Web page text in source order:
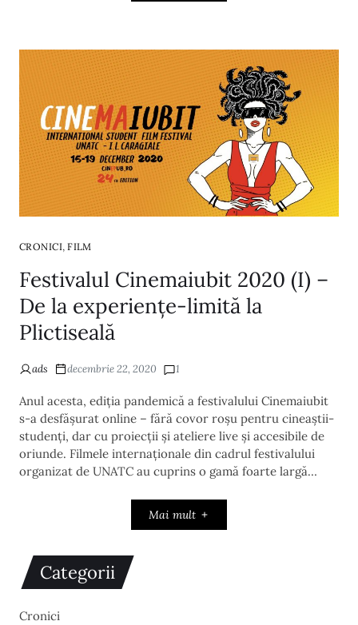
CRONICI,FILM
Festivalul Cinemaiubit 2020 (I) –
De la experiențe-limită la
Plictiseală
ads decembrie 22, 2020 1
Anul acesta, ediția pandemică a festivalului Cinemaiubit
s-a desfășurat online – fără covor roșu pentru cineaștii-
studenți, dar cu proiecții și ateliere live și accesibile de
oriunde. Filmele internaționale din cadrul festivalului
organizat de UNATC au cuprins o gamă foarte largă…
Mai mult
Categorii
Cronici